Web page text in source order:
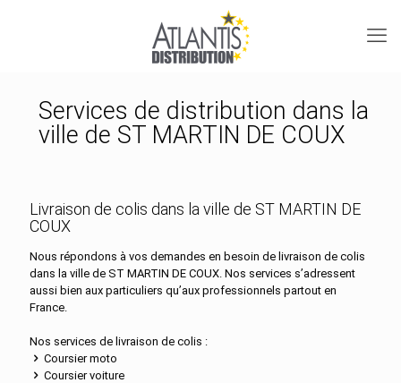
Services de distribution dans la
ville de ST MARTIN DE COUX
Livraison de colis dans la ville de ST MARTIN DE
COUX
Nous répondons à vos demandes en besoin de livraison de colis
dans la ville de ST MARTIN DE COUX. Nos services s’adressent
aussi bien aux particuliers qu’aux professionnels partout en
France.
Nos services de livraison de colis :
Coursier moto
Coursier voiture